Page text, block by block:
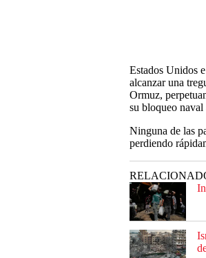
Estados Unidos
alcanzar una
Ormuz,
su bloqueo naval
Ninguna de las
perdiendo